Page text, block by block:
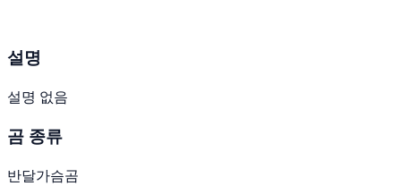
설명
설명 없음
곰 종류
반달가슴곰